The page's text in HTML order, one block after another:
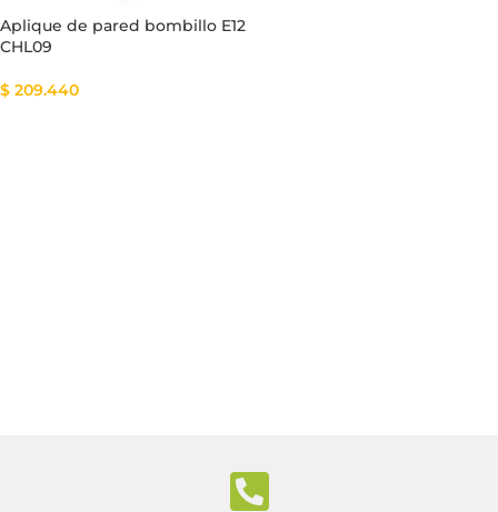
Aplique de pared bombillo E12
CHL09
$ 209.440